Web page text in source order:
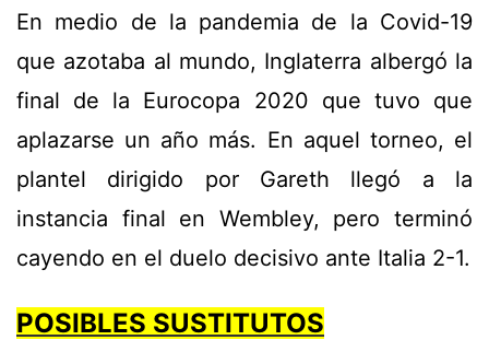
En medio de la pandemia de la Covid-19
que azotaba al mundo, Inglaterra albergó la
final de la Eurocopa 2020 que tuvo que
aplazarse un año más. En aquel torneo, el
plantel dirigido por Gareth llegó a la
instancia final en Wembley, pero terminó
cayendo en el duelo decisivo ante Italia 2-1.
POSIBLES SUSTITUTOS